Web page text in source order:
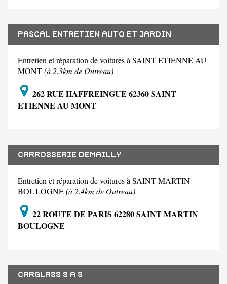
PASCAL ENTRETIEN AUTO ET JARDIN
Entretien et réparation de voitures à SAINT ETIENNE AU
MONT(à 2.3km de Outreau)
262 RUE HAFFREINGUE 62360 SAINT
ETIENNE AU MONT
CARROSSERIE DEMAILLY
Entretien et réparation de voitures à SAINT MARTIN
BOULOGNE(à 2.4km de Outreau)
22 ROUTE DE PARIS 62280 SAINT MARTIN
BOULOGNE
CARGLASS S A S